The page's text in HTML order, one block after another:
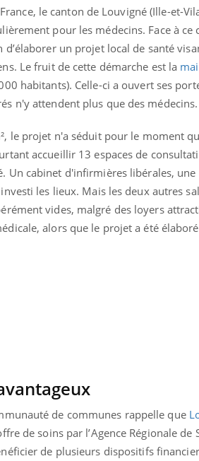
le canton de Louvigné (Ille-et-
pour les médecins. Face à ce
d’élaborer un projet local de santé
Le fruit de cette démarche est la
habitants). Celle-ci a ouvert ses
n'y attendent plus que des médecins.
le projet n'a séduit pour le moment
accueillir 13 espaces de
Un cabinet d'infirmières libérales,
les lieux. Mais les deux autres
vides, malgré des loyers
alors que le projet a été
de communes rappelle que
de soins par l’Agence Régionale de
de plusieurs dispositifs
Hantavirus : un cas
détecté chez un touriste
en France
Mortalité infantile : un
rapport s’interroge sur
son taux élevé en France